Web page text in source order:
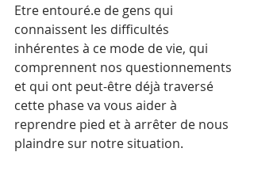
Etre entouré.e de gens qui
connaissent les difficultés
inhérentes à ce mode de vie, qui
comprennent nos questionnements
et qui ont peut-être déjà traversé
cette phase va vous aider à
reprendre pied et à arrêter de nous
plaindre sur notre situation.